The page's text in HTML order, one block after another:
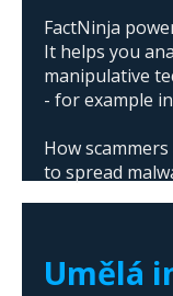
FactNinja
It helps you
manipulative
- for example
How
to spread
Umělá